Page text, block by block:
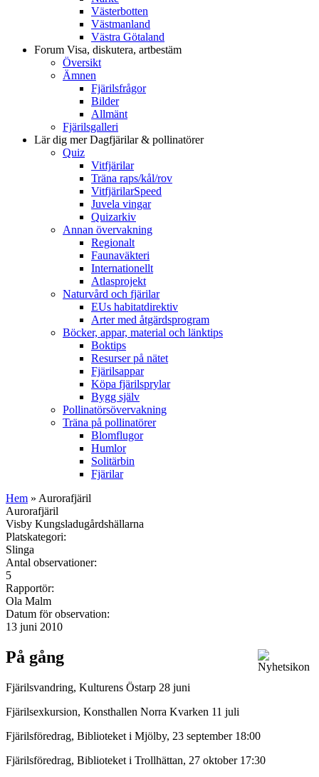
Västerbotten
Västmanland
Västra Götaland
Forum Visa, diskutera, artbestäm
Översikt
Ämnen
Fjärilsfrågor
Bilder
Allmänt
Fjärilsgalleri
Lär dig merDagfjärilar & pollinatörer
Quiz
Vitfjärilar
Träna raps/kål/rov
VitfjärilarSpeed
Juvela vingar
Quizarkiv
Annan övervakning
Regionalt
Faunaväkteri
Internationellt
Atlasprojekt
Naturvård och fjärilar
EUs habitatdirektiv
Arter med åtgärdsprogram
Böcker, appar, material och länktips
Boktips
Resurser på nätet
Fjärilsappar
Köpa fjärilsprylar
Bygg själv
Pollinatörsövervakning
Träna på pollinatörer
Blomflugor
Humlor
Solitärbin
Fjärilar
Hem » Aurorafjäril
Aurorafjäril
Visby Kungsladugårdshällarna
Platskategori:
Slinga
Antal observationer:
5
Rapportör:
Ola Malm
Datum för observation:
13 juni 2010
På gång
Fjärilsvandring, Kulturens Östarp 28 juni
Fjärilsexkursion, Konsthallen Norra Kvarken 11 juli
Fjärilsföredrag, Biblioteket i Mjölby, 23 september 18:00
Fjärilsföredrag, Biblioteket i Trollhättan, 27 oktober 17:30